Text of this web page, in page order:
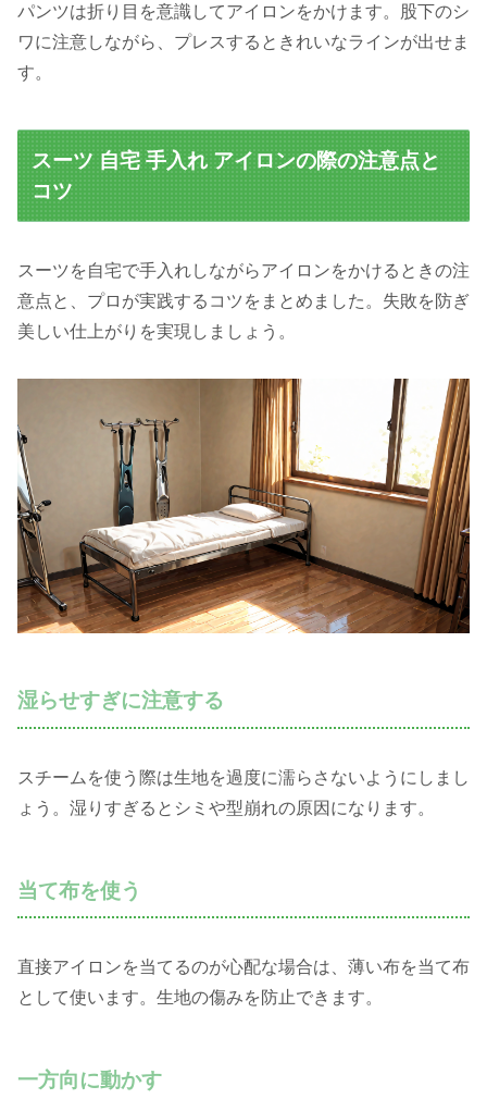
パンツは折り目を意識してアイロンをかけます。股下のシ
ワに注意しながら、プレスするときれいなラインが出せま
す。
スーツ 自宅 手入れ アイロンの際の注意点と
コツ
スーツを自宅で手入れしながらアイロンをかけるときの注
意点と、プロが実践するコツをまとめました。失敗を防ぎ
美しい仕上がりを実現しましょう。
湿らせすぎに注意する
スチームを使う際は生地を過度に濡らさないようにしまし
ょう。湿りすぎるとシミや型崩れの原因になります。
当て布を使う
直接アイロンを当てるのが心配な場合は、薄い布を当て布
として使います。生地の傷みを防止できます。
一方向に動かす